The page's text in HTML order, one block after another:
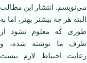
می‌نویسم. انتشار این مطالب
البته هر چه بیشتر بهتر، اما به
طوری که معلوم نشود از
طرف ما نوشته شده، و
رعایت احتیاط لازم نیست